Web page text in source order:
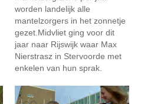
worden landelijk alle
mantelzorgers in het zonnetje
gezet.Midvliet ging voor dit
jaar naar Rijswijk waar Max
Nierstrasz in Stervoorde met
enkelen van hun sprak.